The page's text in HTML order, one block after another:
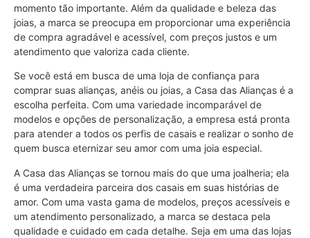
momento tão importante. Além da qualidade e beleza das
joias, a marca se preocupa em proporcionar uma experiência
de compra agradável e acessível, com preços justos e um
atendimento que valoriza cada cliente.
Se você está em busca de uma loja de confiança para
comprar suas alianças, anéis ou joias, a Casa das Alianças é a
escolha perfeita. Com uma variedade incomparável de
modelos e opções de personalização, a empresa está pronta
para atender a todos os perfis de casais e realizar o sonho de
quem busca eternizar seu amor com uma joia especial.
A Casa das Alianças se tornou mais do que uma joalheria; ela
é uma verdadeira parceira dos casais em suas histórias de
amor. Com uma vasta gama de modelos, preços acessíveis e
um atendimento personalizado, a marca se destaca pela
qualidade e cuidado em cada detalhe. Seja em uma das lojas